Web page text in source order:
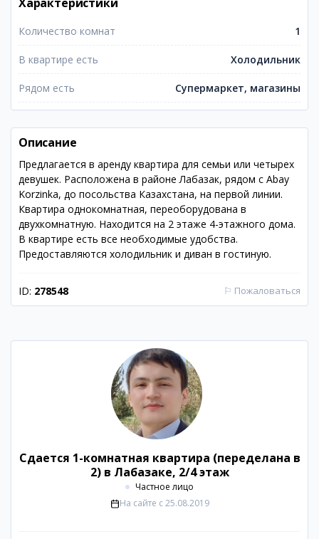
Количество комнат 1
В квартире есть Холодильник
Рядом есть Супермаркет, магазины
Описание
Предлагается в аренду квартира для семьи или четырех
девушек. Расположена в районе Лабазак, рядом с Abay
Korzinka, до посольства Казахстана, на первой линии.
Квартира однокомнатная, переоборудована в
двухкомнатную. Находится на 2 этаже 4-этажного дома.
В квартире есть все необходимые удобства.
Предоставляются холодильник и диван в гостиную.
ID: 278548 ⚐ Пожаловаться
Сдается 1-комнатная квартира (переделана в
2) в Лабазаке, 2/4 этаж
Частное лицо
На сайте с 25.08.2019